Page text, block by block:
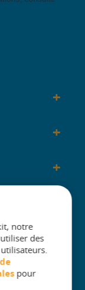
Sell
+
+
+
notre
des
pour